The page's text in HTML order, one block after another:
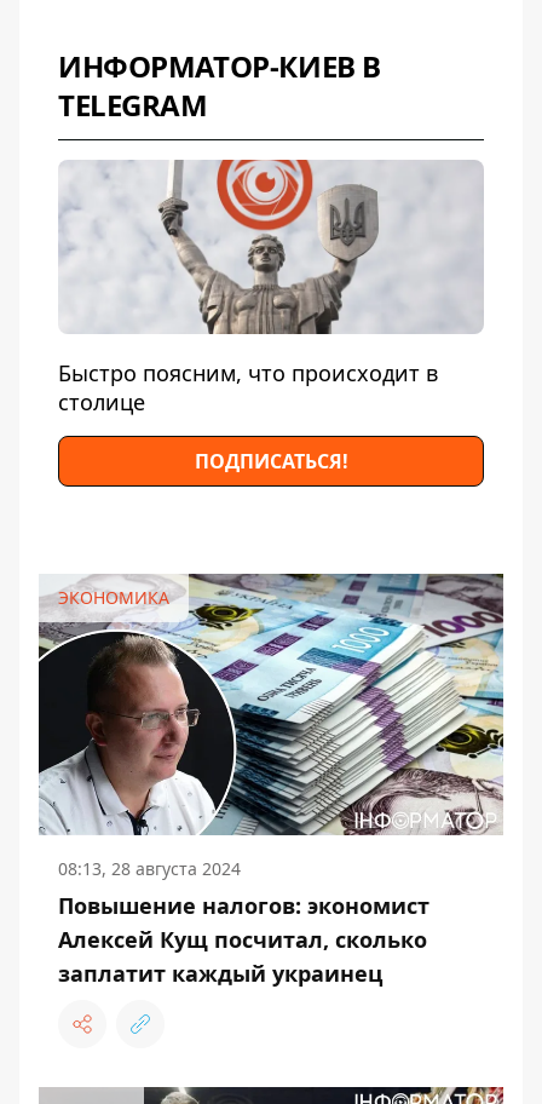
ИНФОРМАТОР-КИЕВ В
TELEGRAM
Быстро поясним, что происходит в
столице
ПОДПИСАТЬСЯ!
ЭКОНОМИКА
08:13, 28 августа 2024
Повышение налогов: экономист
Алексей Кущ посчитал, сколько
заплатит каждый украинец